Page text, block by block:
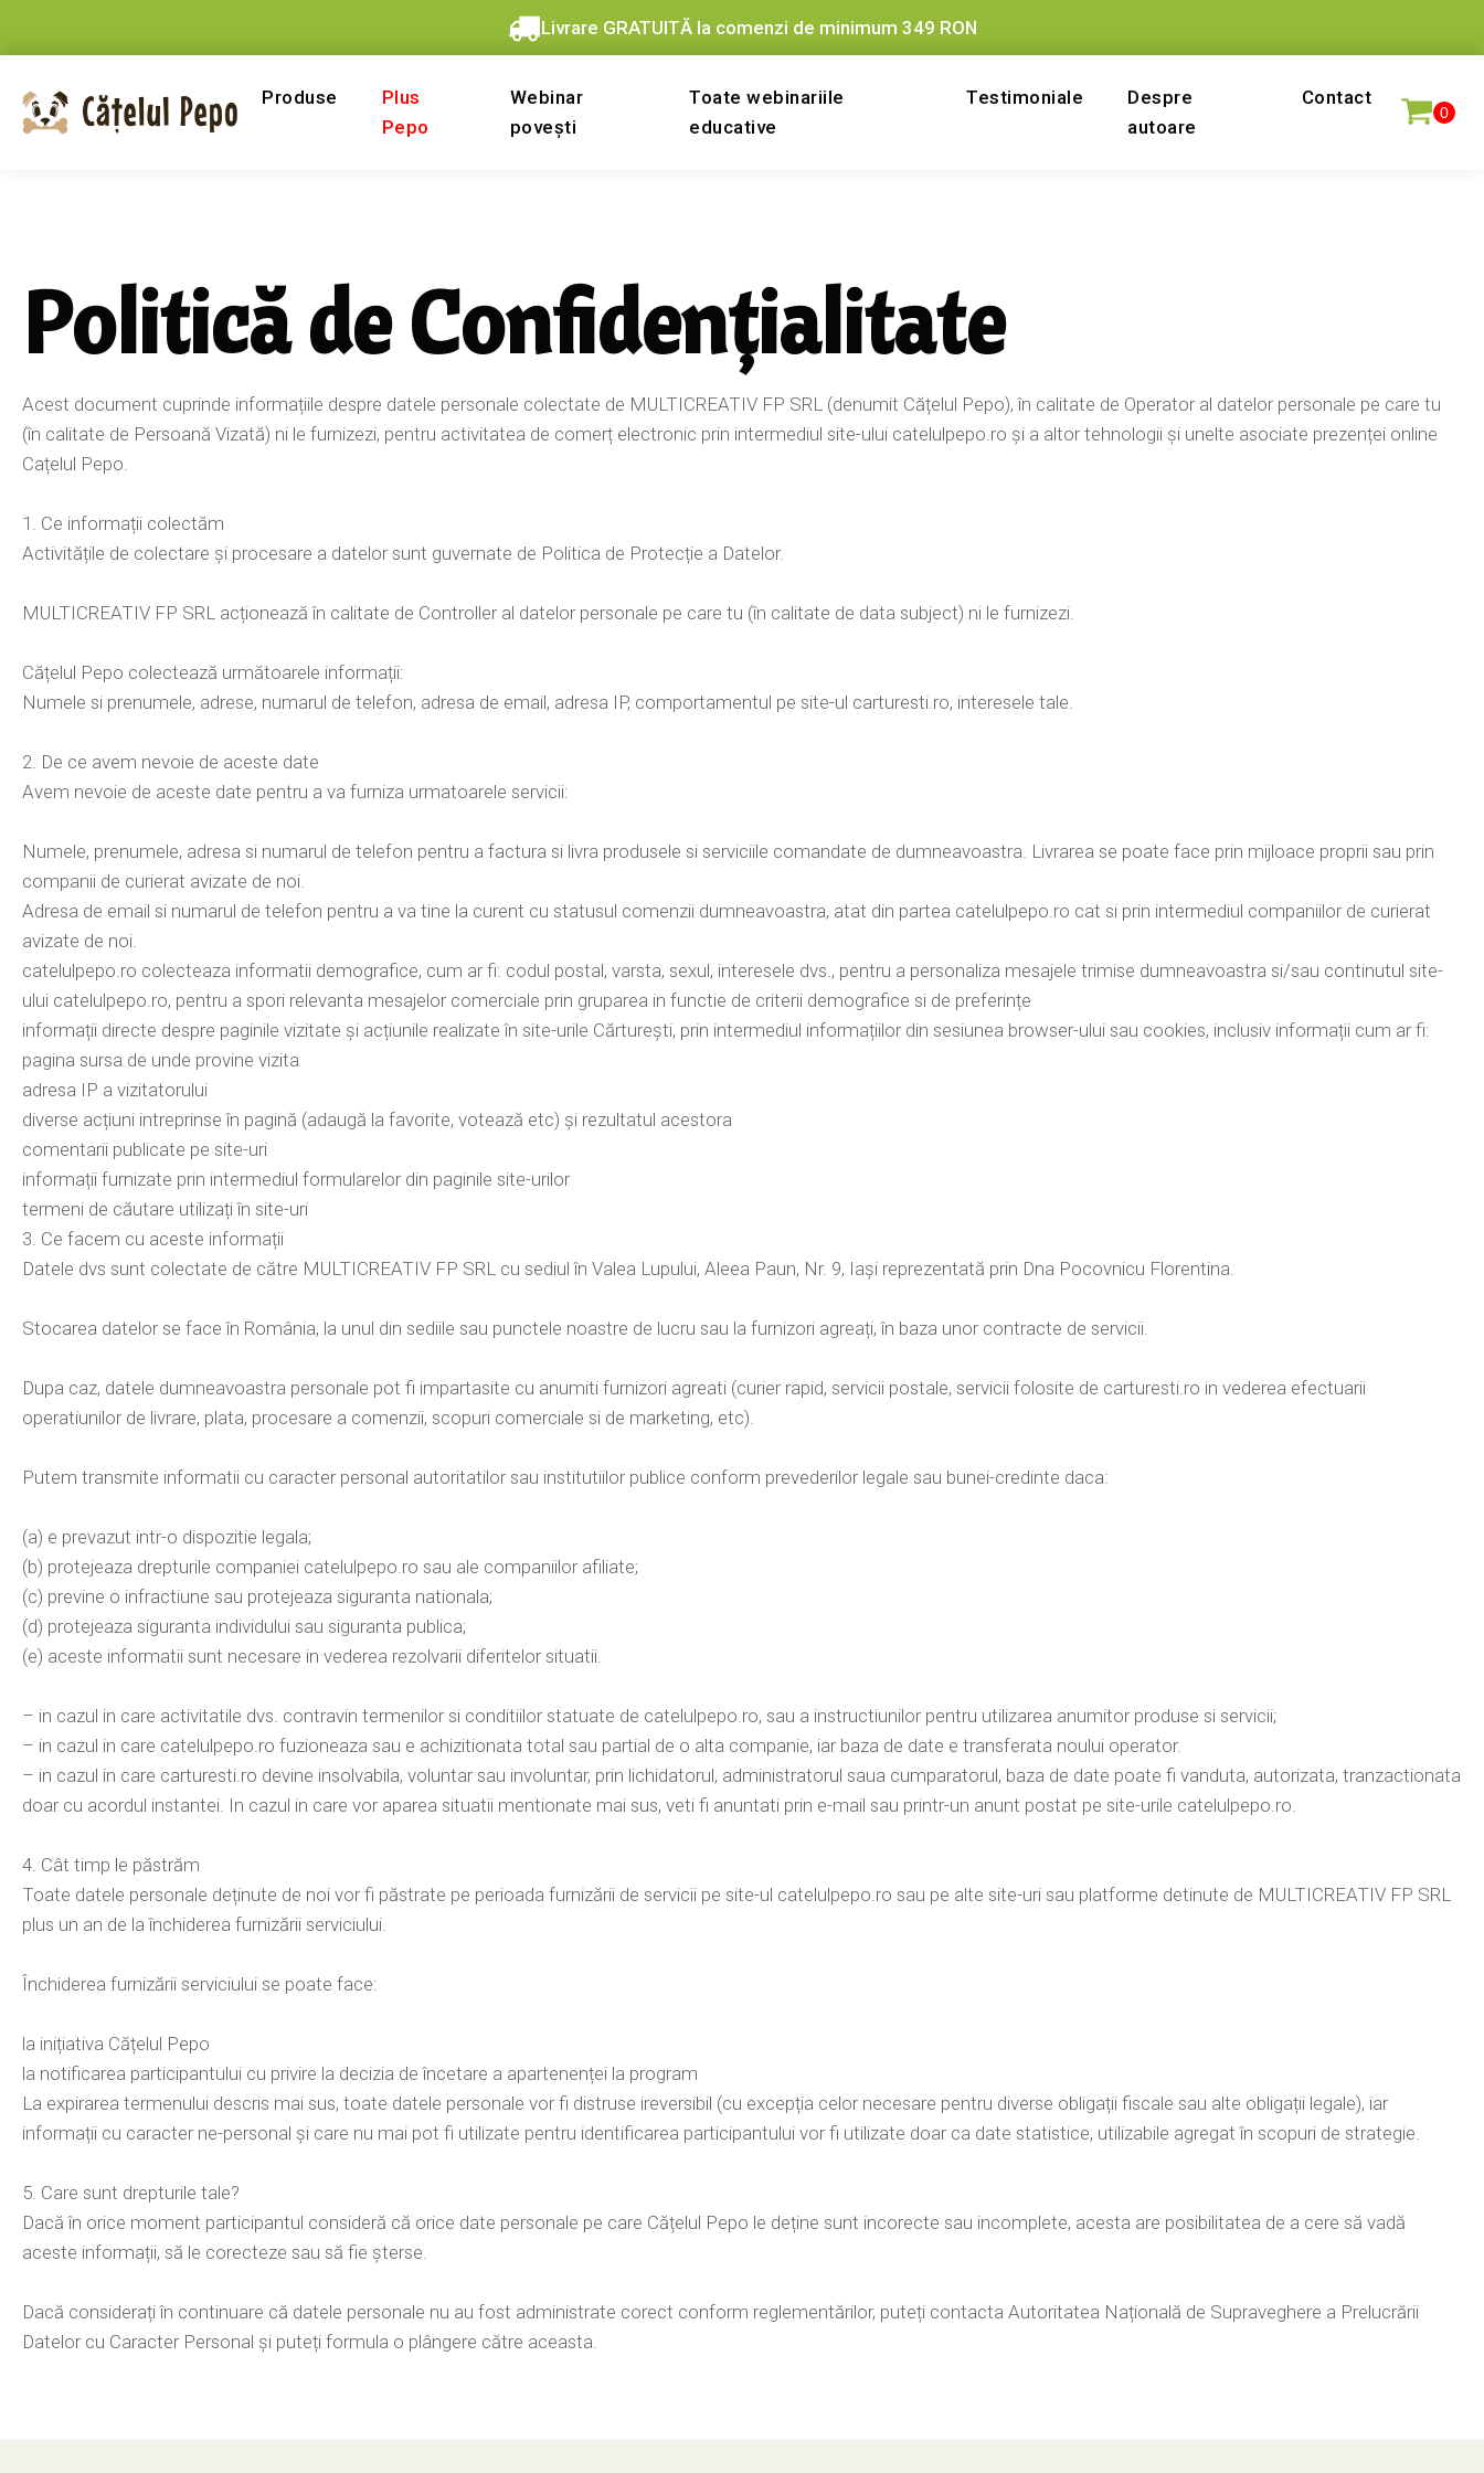
Livrare GRATUITĂ la comenzi de minimum 349 RON
Produse
Plus
Pepo
Webinar
povești
Toate webinariile
educative
Testimoniale
Despre
autoare
Contact
Politică de Confidențialitate
Acest document cuprinde informațiile despre datele personale colectate de MULTICREATIV FP SRL (denumit Cățelul Pepo), în calitate de Operator al datelor personale pe care tu
(în calitate de Persoană Vizată) ni le furnizezi, pentru activitatea de comerț electronic prin intermediul site-ului catelulpepo.ro și a altor tehnologii și unelte asociate prezenței online
Cațelul Pepo.
1. Ce informații colectăm
Activitățile de colectare și procesare a datelor sunt guvernate de Politica de Protecție a Datelor.
MULTICREATIV FP SRL acționează în calitate de Controller al datelor personale pe care tu (în calitate de data subject) ni le furnizezi.
Cățelul Pepo colectează următoarele informații:
Numele si prenumele, adrese, numarul de telefon, adresa de email, adresa IP, comportamentul pe site-ul carturesti.ro, interesele tale.
2. De ce avem nevoie de aceste date
Avem nevoie de aceste date pentru a va furniza urmatoarele servicii:
Numele, prenumele, adresa si numarul de telefon pentru a factura si livra produsele si serviciile comandate de dumneavoastra. Livrarea se poate face prin mijloace proprii sau prin
companii de curierat avizate de noi.
Adresa de email si numarul de telefon pentru a va tine la curent cu statusul comenzii dumneavoastra, atat din partea catelulpepo.ro cat si prin intermediul companiilor de curierat
avizate de noi.
catelulpepo.ro colecteaza informatii demografice, cum ar fi: codul postal, varsta, sexul, interesele dvs., pentru a personaliza mesajele trimise dumneavoastra si/sau continutul site-
ului catelulpepo.ro, pentru a spori relevanta mesajelor comerciale prin gruparea in functie de criterii demografice si de preferințe
informații directe despre paginile vizitate și acțiunile realizate în site-urile Cărturești, prin intermediul informațiilor din sesiunea browser-ului sau cookies, inclusiv informații cum ar fi:
pagina sursa de unde provine vizita
adresa IP a vizitatorului
diverse acțiuni intreprinse în pagină (adaugă la favorite, votează etc) și rezultatul acestora
comentarii publicate pe site-uri
informații furnizate prin intermediul formularelor din paginile site-urilor
termeni de căutare utilizați în site-uri
3. Ce facem cu aceste informații
Datele dvs sunt colectate de către MULTICREATIV FP SRL cu sediul în Valea Lupului, Aleea Paun, Nr. 9, Iași reprezentată prin Dna Pocovnicu Florentina.
Stocarea datelor se face în România, la unul din sediile sau punctele noastre de lucru sau la furnizori agreați, în baza unor contracte de servicii.
Dupa caz, datele dumneavoastra personale pot fi impartasite cu anumiti furnizori agreati (curier rapid, servicii postale, servicii folosite de carturesti.ro in vederea efectuarii
operatiunilor de livrare, plata, procesare a comenzii, scopuri comerciale si de marketing, etc).
Putem transmite informatii cu caracter personal autoritatilor sau institutiilor publice conform prevederilor legale sau bunei-credinte daca:
(a) e prevazut intr-o dispozitie legala;
(b) protejeaza drepturile companiei catelulpepo.ro sau ale companiilor afiliate;
(c) previne o infractiune sau protejeaza siguranta nationala;
(d) protejeaza siguranta individului sau siguranta publica;
(e) aceste informatii sunt necesare in vederea rezolvarii diferitelor situatii.
– in cazul in care activitatile dvs. contravin termenilor si conditiilor statuate de catelulpepo.ro, sau a instructiunilor pentru utilizarea anumitor produse si servicii;
– in cazul in care catelulpepo.ro fuzioneaza sau e achizitionata total sau partial de o alta companie, iar baza de date e transferata noului operator.
– in cazul in care carturesti.ro devine insolvabila, voluntar sau involuntar, prin lichidatorul, administratorul saua cumparatorul, baza de date poate fi vanduta, autorizata, tranzactionata
doar cu acordul instantei. In cazul in care vor aparea situatii mentionate mai sus, veti fi anuntati prin e-mail sau printr-un anunt postat pe site-urile catelulpepo.ro.
4. Cât timp le păstrăm
Toate datele personale deținute de noi vor fi păstrate pe perioada furnizării de servicii pe site-ul catelulpepo.ro sau pe alte site-uri sau platforme detinute de MULTICREATIV FP SRL
plus un an de la închiderea furnizării serviciului.
Închiderea furnizării serviciului se poate face:
la inițiativa Cățelul Pepo
la notificarea participantului cu privire la decizia de încetare a apartenenței la program
La expirarea termenului descris mai sus, toate datele personale vor fi distruse ireversibil (cu excepția celor necesare pentru diverse obligații fiscale sau alte obligații legale), iar
informații cu caracter ne-personal și care nu mai pot fi utilizate pentru identificarea participantului vor fi utilizate doar ca date statistice, utilizabile agregat în scopuri de strategie.
5. Care sunt drepturile tale?
Dacă în orice moment participantul consideră că orice date personale pe care Cățelul Pepo le deține sunt incorecte sau incomplete, acesta are posibilitatea de a cere să vadă
aceste informații, să le corecteze sau să fie șterse.
Dacă considerați în continuare că datele personale nu au fost administrate corect conform reglementărilor, puteți contacta Autoritatea Națională de Supraveghere a Prelucrării
Datelor cu Caracter Personal și puteți formula o plângere către aceasta.